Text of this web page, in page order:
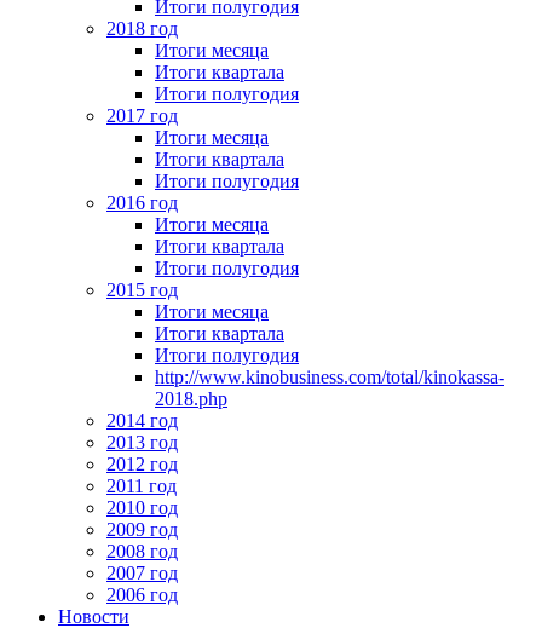
Итоги полугодия
2018 год
Итоги месяца
Итоги квартала
Итоги полугодия
2017 год
Итоги месяца
Итоги квартала
Итоги полугодия
2016 год
Итоги месяца
Итоги квартала
Итоги полугодия
2015 год
Итоги месяца
Итоги квартала
Итоги полугодия
http://www.kinobusiness.com/total/kinokassa-
2018.php
2014 год
2013 год
2012 год
2011 год
2010 год
2009 год
2008 год
2007 год
2006 год
Новости